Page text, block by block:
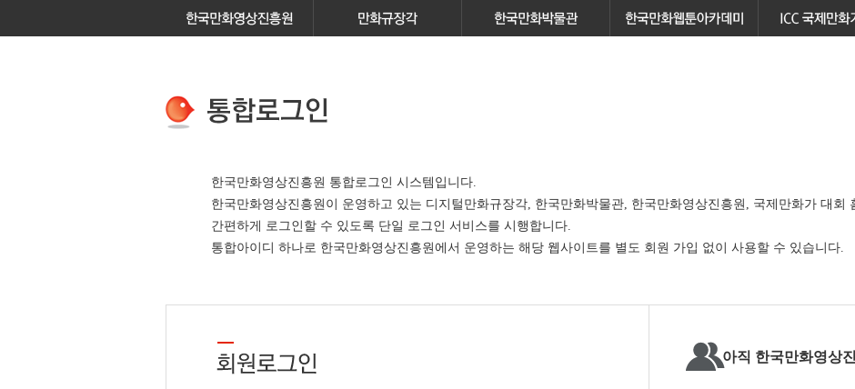
한국만화영상진흥원 통합로그인 시스템입니다.
한국만화영상진흥원이 운영하고 있는 디지털만화규장각, 한국만화박물관, 한국만화영상진흥원, 국제만화가 대회
간편하게 로그인할 수 있도록 단일 로그인 서비스를 시행합니다.
통합아이디 하나로 한국만화영상진흥원에서 운영하는 해당 웹사이트를 별도 회원 가입 없이 사용할 수 있습니다.
아직 한국만화영상